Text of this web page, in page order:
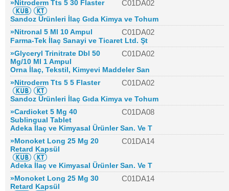
»Nitroderm Tts 5 30 Flaster
C01DA02
Sandoz Ürünleri İlaç Gıda Kimya ve Tohum
»Nitronal 5 Ml 10 Ampul
C01DA02
Farma-Tek İlaç Sanayi ve Ticaret Ltd. Şt
»Glyceryl Trinitrate Dbl 50
Mg/10 Ml 1 Ampul
C01DA02
Orna İlaç, Tekstil, Kimyevi Maddeler San
»Nitroderm Tts 5 5 Flaster
C01DA02
Sandoz Ürünleri İlaç Gıda Kimya ve Tohum
»Cardioket 5 Mg 40
Sublingual Tablet
C01DA08
Adeka İlaç ve Kimyasal Ürünler San. Ve T
»Monoket Long 25 Mg 20
Retard Kapsül
C01DA14
Adeka İlaç ve Kimyasal Ürünler San. Ve T
»Monoket Long 25 Mg 30
Retard Kapsül
C01DA14